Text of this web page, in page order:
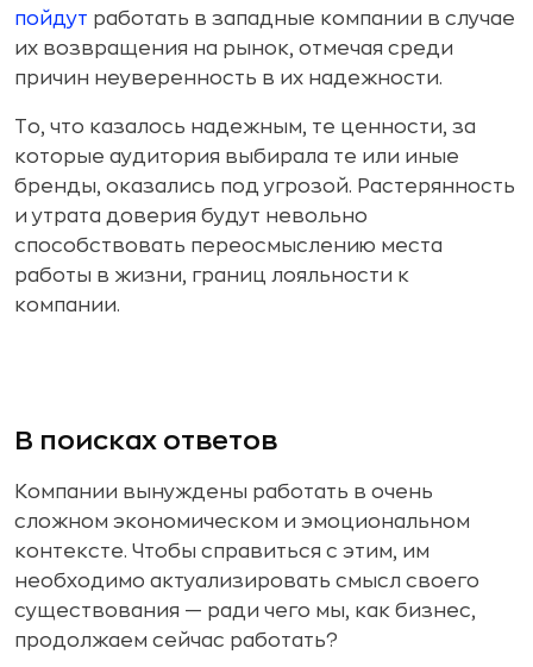
пойдут работать в западные компании в случае
их возвращения на рынок, отмечая среди
причин неуверенность в их надежности.
То, что казалось надежным, те ценности, за
которые аудитория выбирала те или иные
бренды, оказались под угрозой. Растерянность
и утрата доверия будут невольно
способствовать переосмыслению места
работы в жизни, границ лояльности к
компании.
В поисках ответов
Компании вынуждены работать в очень
сложном экономическом и эмоциональном
контексте. Чтобы справиться с этим, им
необходимо актуализировать смысл своего
существования — ради чего мы, как бизнес,
продолжаем сейчас работать?